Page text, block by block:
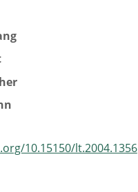
10.15150/lt.2004.1356